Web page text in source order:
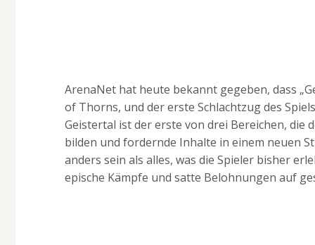
ArenaNet hat heute bekannt gegeben, dass
of Thorns, und der erste Schlachtzug des
Geistertal ist der erste von drei Bereichen, die
bilden und fordernde Inhalte in einem neuen
anders sein als alles, was die Spieler bisher
epische Kämpfe und satte Belohnungen auf